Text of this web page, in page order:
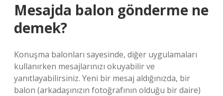
Mesajda balon gönderme ne
demek?
Konuşma balonları sayesinde, diğer uygulamaları
kullanırken mesajlarınızı okuyabilir ve
yanıtlayabilirsiniz. Yeni bir mesaj aldığınızda, bir
balon (arkadaşınızın fotoğrafının olduğu bir daire)